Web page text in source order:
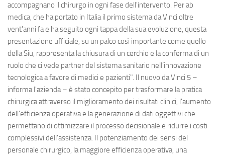
accompagnano il chirurgo in ogni fase dell'intervento. Per ab
medica, che ha portato in Italia il primo sistema da Vinci oltre
vent'anni fa e ha seguito ogni tappa della sua evoluzione, questa
presentazione ufficiale, su un palco così importante come quello
della Siu, rappresenta la chiusura di un cerchio e la conferma di un
ruolo che ci vede partner del sistema sanitario nell’innovazione
tecnologica a favore di medici e pazienti". Il nuovo da Vinci 5 –
informa l'azienda – è stato concepito per trasformare la pratica
chirurgica attraverso il miglioramento dei risultati clinici, l'aumento
dell'efficienza operativa e la generazione di dati oggettivi che
permettano di ottimizzare il processo decisionale e ridurre i costi
complessivi dell'assistenza. Il potenziamento dei sensi del
personale chirurgico, la maggiore efficienza operativa, una